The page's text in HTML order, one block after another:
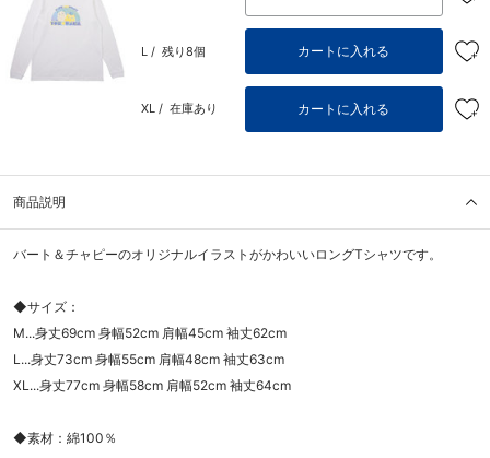
L / 残り8個 カートに入れる
XL / 在庫あり カートに入れる
商品説明
バート＆チャピーのオリジナルイラストがかわいいロングTシャツです。
◆サイズ：
M...身丈69cm 身幅52cm 肩幅45cm 袖丈62cm
L...身丈73cm 身幅55cm 肩幅48cm 袖丈63cm
XL...身丈77cm 身幅58cm 肩幅52cm 袖丈64cm
◆素材：綿100％